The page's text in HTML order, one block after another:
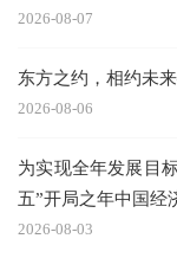
2026-08-07
东方之约，相约未
2026-08-06
为实现全年发展目
五”开局之年中国经
2026-08-03